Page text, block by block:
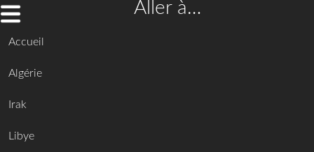
Aller à…
Accueil
Algérie
Irak
Libye